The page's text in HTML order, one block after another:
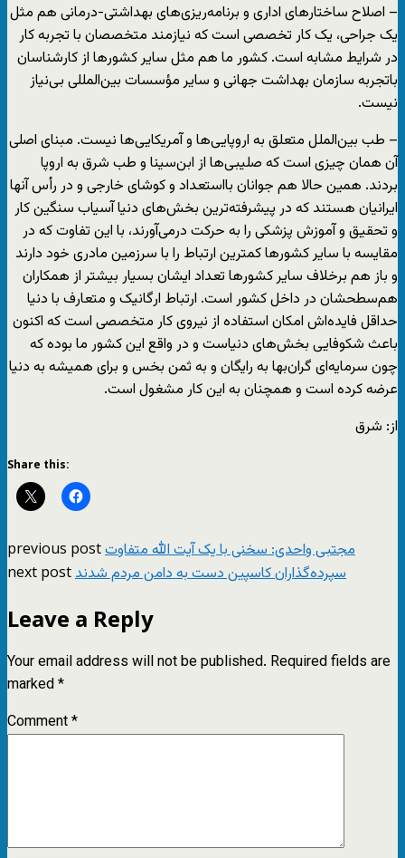
– اصلاح ساختارهای اداری و برنامه‌ریزی‌های بهداشتی-درمانی هم مثل
یک جراحی، یک کار تخصصی است که نیازمند متخصصان با‌ تجربه کار
در شرایط مشابه است. کشور ما هم مثل سایر کشورها از کارشناسان
باتجربه سازمان بهداشت جهانی و سایر مؤسسات بین‌المللی بی‌نیاز
نیست.
– طب بین‌الملل متعلق به اروپایی‌ها و آمریکایی‌ها نیست. مبنای اصلی
آن همان چیزی است که صلیبی‌ها از ابن‌سینا و طب شرق به اروپا
بردند. همین حالا هم جوانان بااستعداد و کوشای خارجی و در رأس آنها
ایرانیان هستند که در پیشرفته‌ترین بخش‌های دنیا آسیاب سنگین کار
و تحقیق و آموزش پزشکی را به حرکت درمی‌آورند، با این تفاوت که در
مقایسه با سایر کشورها کمترین ارتباط را با سرزمین مادری خود دارند
و باز هم برخلاف سایر کشورها تعداد ایشان بسیار بیشتر از همکاران
هم‌سطحشان در داخل کشور است. ارتباط ارگانیک و متعارف با دنیا
حداقل فایده‌اش امکان استفاده از نیروی کار متخصصی است که اکنون
باعث شکوفایی بخش‌های دنیاست و در واقع این کشور ما بوده که
چون سرمایه‌ای گران‌بها به رایگان و به ثمن بخس و برای همیشه به دنیا
عرضه کرده است و همچنان به این کار مشغول است.
از: شرق
Share this:
previous post
next postسپرده‌گذاران کاسپین دست به دامن مردم شدند
Leave a Reply
Your email address will not be published. Required fields are
marked*
Comment*